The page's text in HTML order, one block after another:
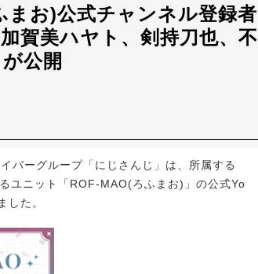
お)公式チャンネル登録者
賀美ハヤト、剣持刀也、不
公開
ーグループ「にじさんじ」は、所属する
ユニット「ROF-MAO(ろふまお)」の公式Yo
した。